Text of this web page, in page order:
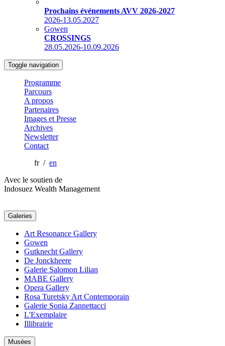
Prochains événements AVV 2026-2027
2026-13.05.2027
Gowen
CROSSINGS
28.05.2026-10.09.2026
Toggle navigation
Programme
Parcours
A propos
Partenaires
Images et Presse
Archives
Newsletter
Contact
fr / en
Avec le soutien de
Indosuez Wealth Management
Galeries
Art Resonance Gallery
Gowen
Gutknecht Gallery
De Jonckheere
Galerie Salomon Lilian
MABE Gallery
Opera Gallery
Rosa Turetsky Art Contemporain
Galerie Sonia Zannettacci
L'Exemplaire
Illibrairie
Musées